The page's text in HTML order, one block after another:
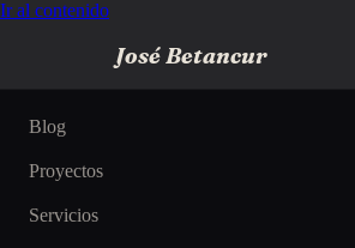
Ir al contenido
José Betancur
Blog
Proyectos
Servicios